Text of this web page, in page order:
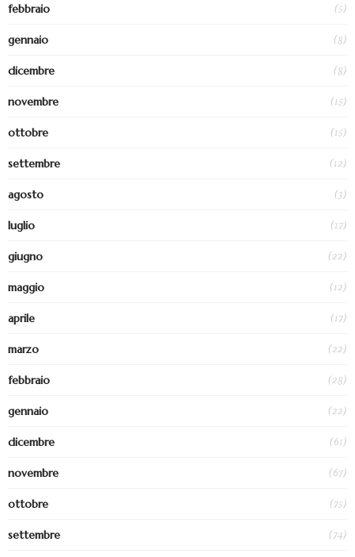
febbraio (5)
gennaio (8)
dicembre (8)
novembre (15)
ottobre (15)
settembre (12)
agosto (3)
luglio (17)
giugno (22)
maggio (12)
aprile (17)
marzo (22)
febbraio (28)
gennaio (22)
dicembre (61)
novembre (67)
ottobre (75)
settembre (74)